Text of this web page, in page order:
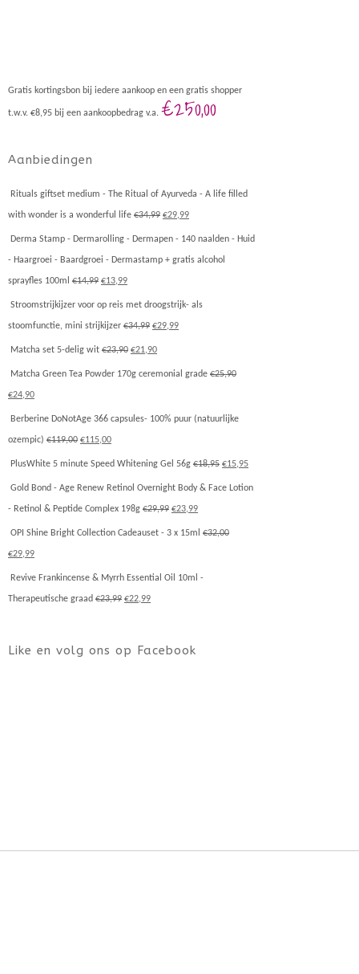
Gratis kortingsbon bij iedere aankoop en een gratis shopper
t.w.v. €8,95 bij een aankoopbedrag v.a. €250,00
Aanbiedingen
Rituals giftset medium - The Ritual of Ayurveda - A life filled
with wonder is a wonderful life €34,99 €29,99
Derma Stamp - Dermarolling - Dermapen - 140 naalden - Huid
- Haargroei - Baardgroei - Dermastamp + gratis alcohol
sprayfles 100ml €14,99 €13,99
Stroomstrijkijzer voor op reis met droogstrijk- als
stoomfunctie, mini strijkijzer €34,99 €29,99
Matcha set 5-delig wit €23,90 €21,90
Matcha Green Tea Powder 170g ceremonial grade €25,90
€24,90
Berberine DoNotAge 366 capsules- 100% puur (natuurlijke
ozempic) €119,00 €115,00
PlusWhite 5 minute Speed Whitening Gel 56g €18,95 €15,95
Gold Bond - Age Renew Retinol Overnight Body & Face Lotion
- Retinol & Peptide Complex 198g €29,99 €23,99
OPI Shine Bright Collection Cadeauset - 3 x 15ml €32,00
€29,99
Revive Frankincense & Myrrh Essential Oil 10ml -
Therapeutische graad €23,99 €22,99
Like en volg ons op Facebook